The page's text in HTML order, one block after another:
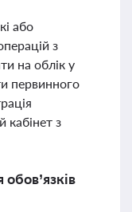
або
з
на облік у
первинного
кабінет з